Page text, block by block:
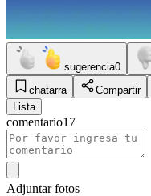
sugerencia0
chatarra
Compartir
Lista
comentario17
Adjuntar fotos